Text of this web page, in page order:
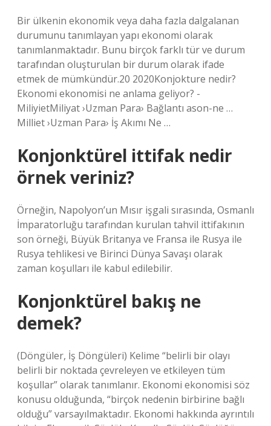
Bir ülkenin ekonomik veya daha fazla dalgalanan
durumunu tanımlayan yapı ekonomi olarak
tanımlanmaktadır. Bunu birçok farklı tür ve durum
tarafından oluşturulan bir durum olarak ifade
etmek de mümkündür.20 2020Konjokture nedir?
Ekonomi ekonomisi ne anlama geliyor? -
MiliyietMiliyat ›Uzman Para› Bağlantı ason-ne …
Milliet ›Uzman Para› İş Akımı Ne …
Konjonktürel ittifak nedir
örnek veriniz?
Örneğin, Napolyon’un Mısır işgali sırasında, Osmanlı
İmparatorluğu tarafından kurulan tahvil ittifakının
son örneği, Büyük Britanya ve Fransa ile Rusya ile
Rusya tehlikesi ve Birinci Dünya Savaşı olarak
zaman koşulları ile kabul edilebilir.
Konjonktürel bakış ne
demek?
(Döngüler, İş Döngüleri) Kelime “belirli bir olayı
belirli bir noktada çevreleyen ve etkileyen tüm
koşullar” olarak tanımlanır. Ekonomi ekonomisi söz
konusu olduğunda, “birçok nedenin birbirine bağlı
olduğu” varsayılmaktadır. Ekonomi hakkında ayrıntılı